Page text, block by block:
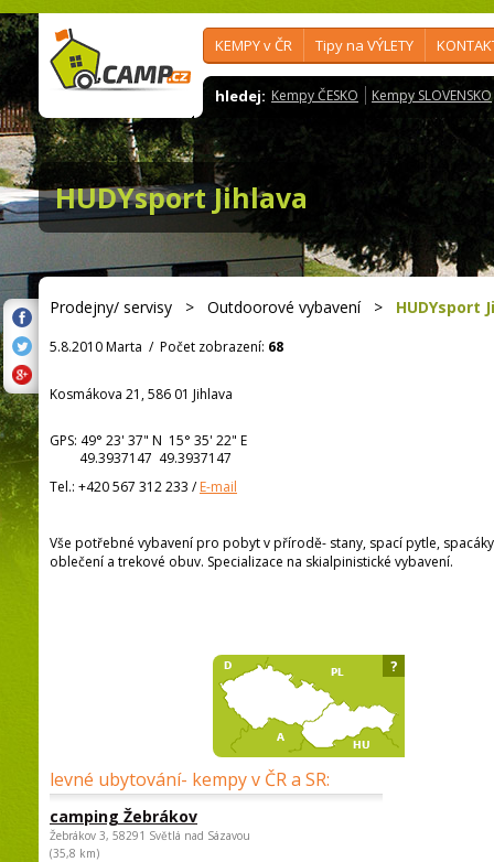
KEMPY v ČR Tipy na VÝLETY
hledej: Kempy ČESKO Kempy SLOVENSKO
HUDYsport Jihlava
Prodejny/ servisy > Outdoorové vybavení> HUDYsport
5.8.2010 Marta / Počet zobrazení: 68
Kosmákova 21, 586 01 Jihlava
GPS: 49° 23' 37" N 15° 35' 22" E
49.3937147 49.3937147
Tel.: +420 567 312 233 /E-mail
Vše potřebné vybavení pro pobyt v přírodě- stany, spací pytle,
oblečení a trekové obuv. Specializace na skialpinistické vybavení.
levné ubytování- kempy v ČR a SR:
camping Žebrákov
Žebrákov 3, 58291 Světlá nad Sázavou
(35,8 km)
?